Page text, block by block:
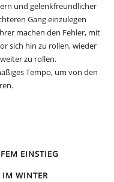
und gelenkfreundlicher
Gang einzulegen
machen den Fehler, mit
sich hin zu rollen, wieder
zu rollen.
Tempo, um von den
EINSTIEG
IM WINTER